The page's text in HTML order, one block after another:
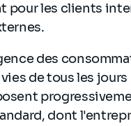
pour les clients
des
de tous les jours
dont